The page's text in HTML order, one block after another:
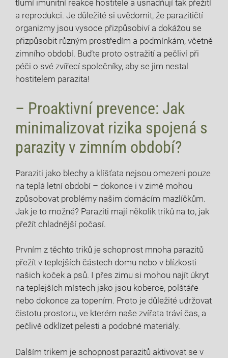
tlumí imunitní reakce hostitele a usnadňují tak přežití
a reprodukci. Je důležité si uvědomit, že parazitičtí
organizmy jsou vysoce přizpůsobiví a dokážou se
přizpůsobit různým prostředím a podmínkám, včetně
zimního období. Buďte proto ostražití a pečliví při
péči o své zvířecí společníky, aby se jim nestal
hostitelem parazita!
– Proaktivní prevence: Jak
minimalizovat rizika spojená s
parazity v zimním období?
Paraziti jako blechy a klíšťata nejsou omezeni pouze
na teplá letní období – dokonce i v zimě mohou
způsobovat problémy našim domácím mazlíčkům.
Jak je to možné? Paraziti mají několik triků na to, jak
přežít chladnější počasí.
Prvním z těchto triků je schopnost mnoha parazitů
přežít v teplejších částech domu nebo v blízkosti
našich koček a psů. I přes zimu si mohou najít úkryt
na teplejších místech jako jsou koberce, polštáře
nebo dokonce za topením. Proto je důležité udržovat
čistotu prostoru, ve kterém naše zvířata tráví čas, a
pečlivě odklízet pelesti a podobné materiály.
Dalším trikem je schopnost parazitů aktivovat se v